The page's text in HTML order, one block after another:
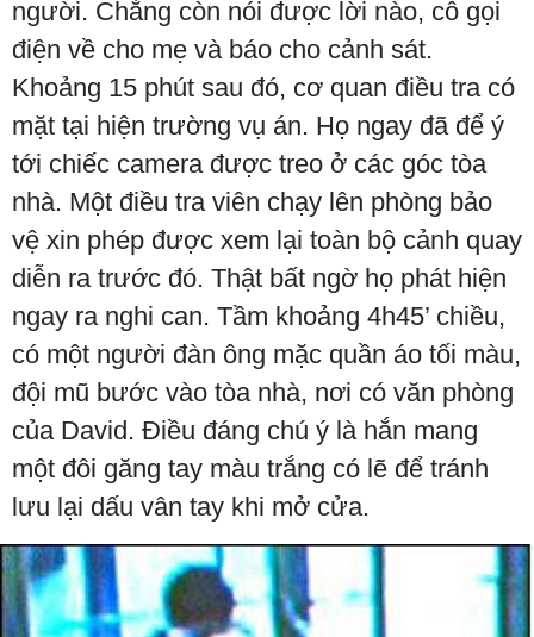
người. Chẳng còn nói được lời nào, cô gọi
điện về cho mẹ và báo cho cảnh sát.
Khoảng 15 phút sau đó, cơ quan điều tra có
mặt tại hiện trường vụ án. Họ ngay đã để ý
tới chiếc camera được treo ở các góc tòa
nhà. Một điều tra viên chạy lên phòng bảo
vệ xin phép được xem lại toàn bộ cảnh quay
diễn ra trước đó. Thật bất ngờ họ phát hiện
ngay ra nghi can. Tầm khoảng 4h45’ chiều,
có một người đàn ông mặc quần áo tối màu,
đội mũ bước vào tòa nhà, nơi có văn phòng
của David. Điều đáng chú ý là hắn mang
một đôi găng tay màu trắng có lẽ để tránh
lưu lại dấu vân tay khi mở cửa.